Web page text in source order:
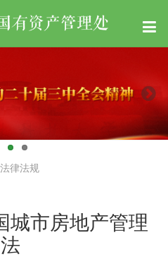
律法规
城市房地产管理
法